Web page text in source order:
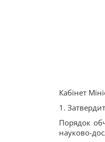
Кабінет
1.
Порядок
науково-